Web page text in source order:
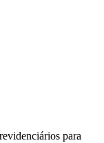
para